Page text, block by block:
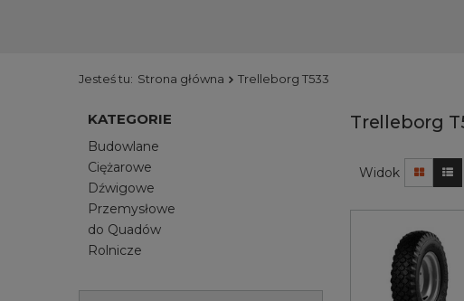
Jesteś tu: Strona główna Trelleborg T533
KATEGORIE
Budowlane
Ciężarowe
Dźwigowe
Przemysłowe
do Quadów
Rolnicze
Trelleborg
Widok